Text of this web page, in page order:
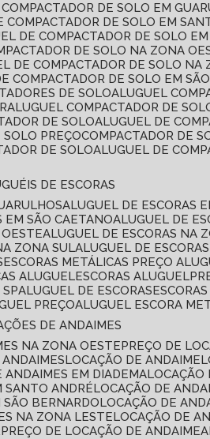
COMPACTADOR DE SOLO EM
COMPACTADOR DE SOLO EM
DE COMPACTADOR DE SOLO
DE SOLO NA ZONA
DE COMPACTADOR DE SOLO NA
COMPACTADOR DE SOLO EM
DE SOLO ALUGUEL
ALUGUEL COMPACTADOR DE
DE SOLO ALUGUEL DE
SOLO PREÇO COMPACTADOR DE
DE SOLO ALUGUEL DE
DE ESCORAS
ALUGUEL DE ESCORAS
EM SÃO CAETANO ALUGUEL DE
OESTE ALUGUEL DE ESCORAS NA
ZONA SUL ALUGUEL DE
ESCORAS METÁLICAS PREÇO
ALUGUEL ESCORAS ALUGUEL
SP ALUGUEL DE ESCORAS
PREÇO ALUGUEL ESCORA
DE ANDAIMES
NA ZONA OESTE
PREÇO DE
ANDAIMES LOCAÇÃO DE ANDAIME
ANDAIMES EM DIADEMA
SANTO ANDRÉ LOCAÇÃO DE
SÃO BERNARDO LOCAÇÃO DE
NA ZONA LESTE LOCAÇÃO DE
PREÇO DE LOCAÇÃO DE ANDAIME